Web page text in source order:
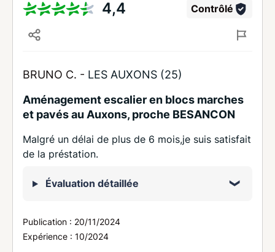
4,4 Contrôlé
BRUNO C. - LES AUXONS (25)
Aménagement escalier en blocs marches
et pavés au Auxons, proche BESANCON
Malgré un délai de plus de 6 mois,je suis satisfait
de la préstation.
Évaluation détaillée
Publication : 20/11/2024
Expérience : 10/2024